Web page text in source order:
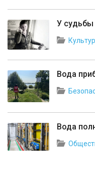
У судьбы
Вода
Вода